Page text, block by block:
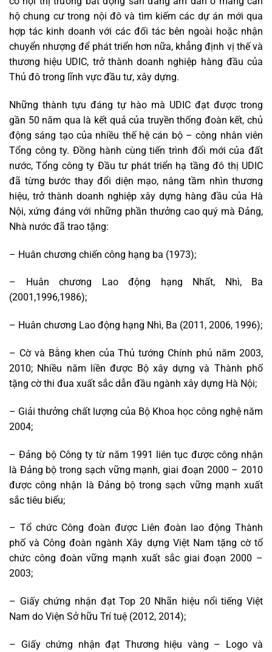
hộ chung cư trong nội đô và tìm kiếm các dự án mới qua
hợp tác kinh doanh với các đối tác bên ngoài hoặc nhận
chuyển nhượng để phát triển hơn nữa, khẳng định vị thế và
thương hiệu UDIC, trở thành doanh nghiệp hàng đầu của
Thủ đô trong lĩnh vực đầu tư, xây dựng.
Những thành tựu đáng tự hào mà UDIC đạt được trong
gần 50 năm qua là kết quả của truyền thống đoàn kết, chủ
động sáng tạo của nhiều thế hệ cán bộ – công nhân viên
Tổng công ty. Đồng hành cùng tiến trình đổi mới của đất
nước, Tổng công ty Đầu tư phát triển hạ tầng đô thị UDIC
đã từng bước thay đổi diện mạo, nâng tầm nhìn thương
hiệu, trở thành doanh nghiệp xây dựng hàng đầu của Hà
Nội, xứng đáng với những phần thưởng cao quý mà Đảng,
Nhà nước đã trao tặng:
– Huân chương chiến công hạng ba (1973);
– Huân chương Lao động hạng Nhất, Nhì, Ba
(2001,1996,1986);
– Huân chương Lao động hạng Nhì, Ba (2011, 2006, 1996);
– Cờ và Bằng khen của Thủ tướng Chính phủ năm 2003,
2010; Nhiều năm liền được Bộ xây dựng và Thành phố
tặng cờ thi đua xuất sắc dẫn đầu ngành xây dựng Hà Nội;
– Giải thưởng chất lượng của Bộ Khoa học công nghệ năm
2004;
– Đảng bộ Công ty từ năm 1991 liên tục được công nhận
là Đảng bộ trong sạch vững mạnh, giai đoạn 2000 – 2010
được công nhận là Đảng bộ trong sạch vững mạnh xuất
sắc tiêu biểu;
– Tổ chức Công đoàn được Liên đoàn lao động Thành
phố và Công đoàn ngành Xây dựng Việt Nam tặng cờ tổ
chức công đoàn vững mạnh xuất sắc giai đoạn 2000 –
2003;
– Giấy chứng nhận đạt Top 20 Nhãn hiệu nổi tiếng Việt
Nam do Viện Sở hữu Trí tuệ (2012, 2014);
– Giấy chứng nhận đạt Thương hiệu vàng – Logo và